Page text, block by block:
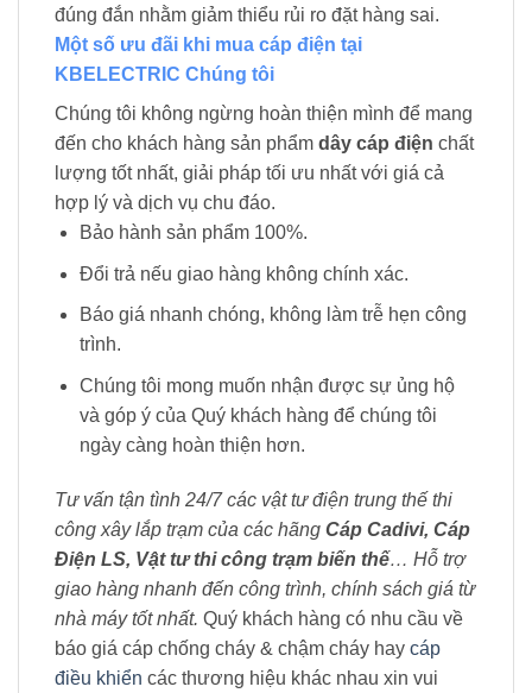
đúng đắn nhằm giảm thiểu rủi ro đặt hàng sai.
Một số ưu đãi khi mua cáp điện tại
KBELECTRIC Chúng tôi
Chúng tôi không ngừng hoàn thiện mình để mang
đến cho khách hàng sản phẩm dây cáp điện chất
lượng tốt nhất, giải pháp tối ưu nhất với giá cả
hợp lý và dịch vụ chu đáo.
Bảo hành sản phẩm 100%.
Đổi trả nếu giao hàng không chính xác.
Báo giá nhanh chóng, không làm trễ hẹn công
trình.
Chúng tôi mong muốn nhận được sự ủng hộ
và góp ý của Quý khách hàng để chúng tôi
ngày càng hoàn thiện hơn.
Tư vấn tận tình 24/7 các vật tư điện trung thế thi
công xây lắp trạm của các hãng Cáp Cadivi, Cáp
Điện LS, Vật tư thi công trạm biến thế… Hỗ trợ
giao hàng nhanh đến công trình, chính sách giá từ
nhà máy tốt nhất. Quý khách hàng có nhu cầu về
báo giá cáp chống cháy & chậm cháy hay cáp
điều khiển các thương hiệu khác nhau xin vui